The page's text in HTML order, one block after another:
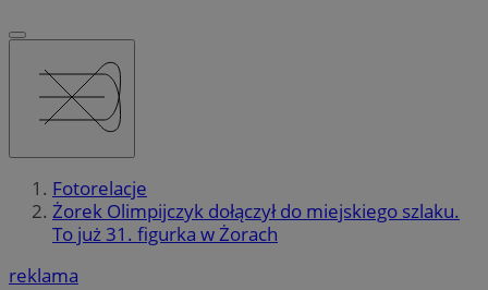
Fotorelacje
Żorek Olimpijczyk dołączył do miejskiego szlaku.
To już 31. figurka w Żorach
reklama